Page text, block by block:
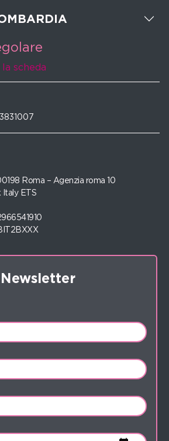
scheda
Roma – Agenzia roma 10
Italy ETS
Newsletter